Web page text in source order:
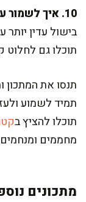
10. איך לשמור על הצבע הבהיר של הירקות?
בישול עדין
תוכלו גם לחלוט
תנסו את המתכון
תמיד לשמוע
תוכלו להציץ ב
מחממים
מתכונים